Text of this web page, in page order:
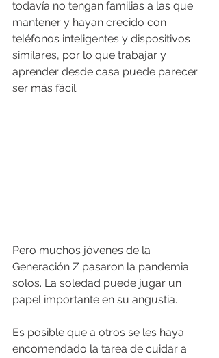
todavía no tengan familias a las que
mantener y hayan crecido con
teléfonos inteligentes y dispositivos
similares, por lo que trabajar y
aprender desde casa puede parecer
ser más fácil.
Pero muchos jóvenes de la
Generación Z pasaron la pandemia
solos. La soledad puede jugar un
papel importante en su angustia.
Es posible que a otros se les haya
encomendado la tarea de cuidar a